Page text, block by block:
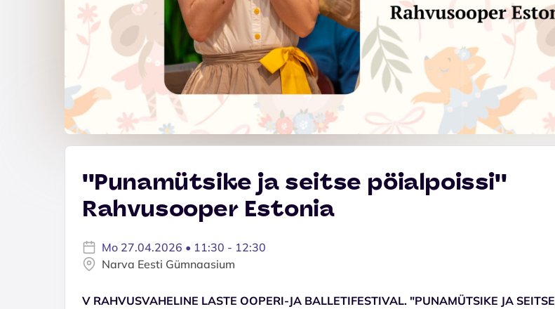
''Punamütsike ja seitse pöialpoissi''
Rahvusooper Estonia
Mo 27.04.2026 • 11:30 - 12:30
Narva Eesti Gümnaasium
V RAHVUSVAHELINE LASTE OOPERI-JA BALLETIFESTIVAL. "PUNAMÜTSIKE JA SEITSE